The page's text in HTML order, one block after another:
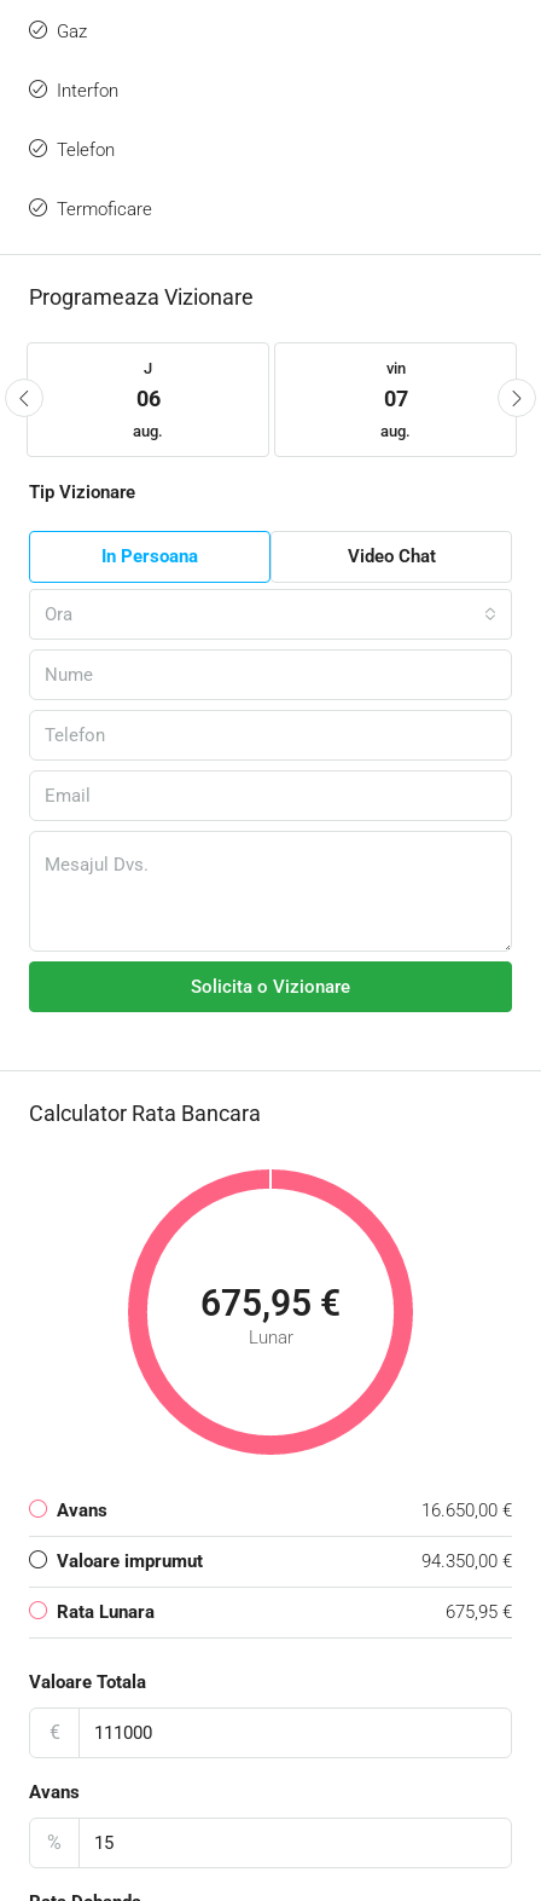
Gaz
Interfon
Telefon
Termoficare
Programeaza Vizionare
J
06
aug.
vin
07
aug.
Tip Vizionare
In Persoana Video Chat
Ora
Solicita o Vizionare
Calculator Rata Bancara
675,95 €
Lunar
Avans 16.650,00 €
Valoare imprumut 94.350,00 €
Rata Lunara 675,95 €
Valoare Totala
€
Avans
%